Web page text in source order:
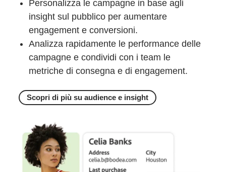
Personalizza le campagne in base agli
insight sul pubblico per aumentare
engagement e conversioni.
Analizza rapidamente le performance delle
campagne e condividi con i team le
metriche di consegna e di engagement.
Scopri di più su audience e insight